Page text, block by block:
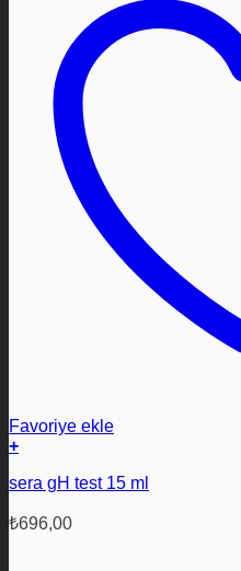
Favoriye ekle
+
sera gH test 15 ml
₺696,00